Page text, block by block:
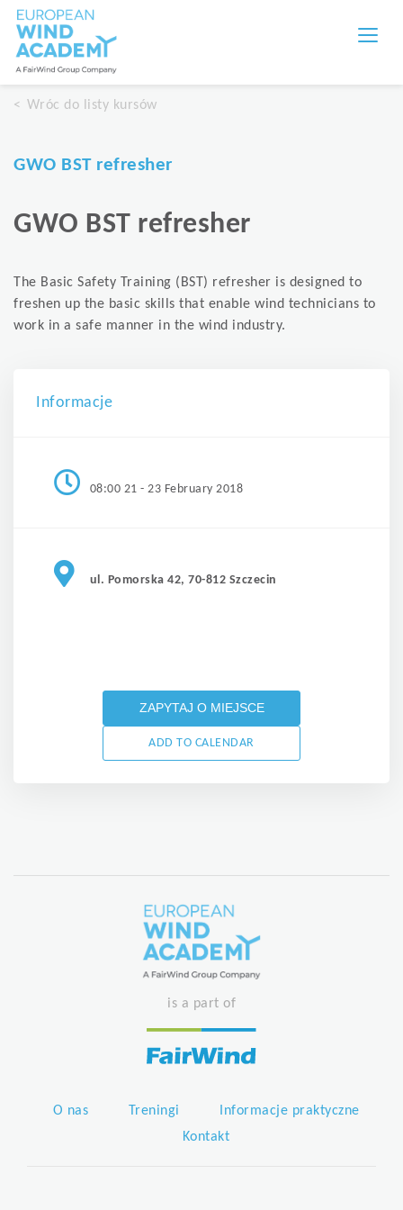
Wróc do listy kursów
GWO BST refresher
GWO BST refresher
The Basic Safety Training (BST) refresher is designed to
freshen up the basic skills that enable wind technicians to
work in a safe manner in the wind industry.
Informacje
08:00 21 - 23 February 2018
ul. Pomorska 42, 70-812 Szczecin
ZAPYTAJ O MIEJSCE
ADD TO CALENDAR
is a part of
O nas Treningi
Informacje praktyczne
Kontakt